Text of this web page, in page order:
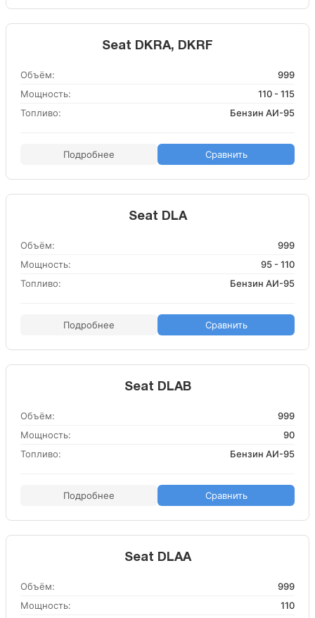
Seat DKRA, DKRF
Объём:
999
Мощность:
110 - 115
Топливо:
Бензин АИ-95
Подробнее Сравнить
Seat DLA
Объём:
999
Мощность:
95 - 110
Топливо:
Бензин АИ-95
Подробнее Сравнить
Seat DLAB
Объём:
999
Мощность:
90
Топливо:
Бензин АИ-95
Подробнее Сравнить
Seat DLAA
Объём:
999
Мощность:
110